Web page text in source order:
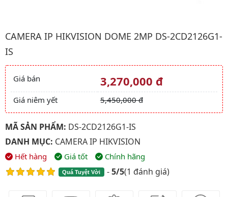
CAMERA IP HIKVISION DOME 2MP DS-2CD2126G1-
IS
Giá và khuyến mãi
Giá bán 3,270,000 đ
Giá niêm yết 5,450,000 đ
MÃ SẢN PHẨM: DS-2CD2126G1-IS
DANH MỤC: CAMERA IP HIKVISION
Hết hàng Giá tốt Chính hãng
Quá Tuyệt Vời -5/5(1 đánh giá)